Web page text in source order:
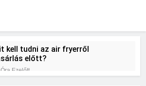
kell tudni az air fryerről
előtt?
Ezelőtt